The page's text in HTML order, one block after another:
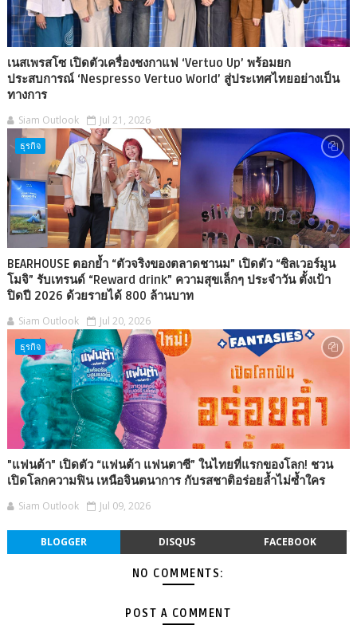
เนสเพรสโซ เปิดตัวเครื่องชงกาแฟ ‘Vertuo Up’ พร้อมยก
ประสบการณ์ ‘Nespresso Vertuo World’ สู่ประเทศไทยอย่างเป็น
ทางการ
Siam Outlook Jul 21, 2026
ธุรกิจ
BEARHOUSE ตอกย้ำ “ตัวจริงของตลาดชานม” เปิดตัว “ซิลเวอร์มูน
โมจิ” รับเทรนด์ “Reward drink” ความสุขเล็กๆ ประจำวัน ตั้งเป้า
ปิดปี 2026 ด้วยรายได้ 800 ล้านบาท
Siam Outlook Jul 20, 2026
ธุรกิจ
"แฟนต้า" เปิดตัว “แฟนต้า แฟนตาซี” ในไทยที่แรกของโลก! ชวน
เปิดโลกความฟิน เหนือจินตนาการ กับรสชาติอร่อยล้ำไม่ซ้ำใคร
Siam Outlook Jul 09, 2026
BLOGGER DISQUS FACEBOOK
NO COMMENTS:
POST A COMMENT